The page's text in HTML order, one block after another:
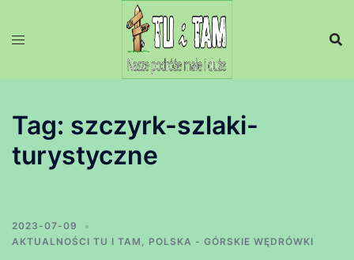
Tag: szczyrk-szlaki-
turystyczne
2023-07-09
AKTUALNOŚCI TU I TAM , POLSKA - GÓRSKIE WĘDRÓWKI